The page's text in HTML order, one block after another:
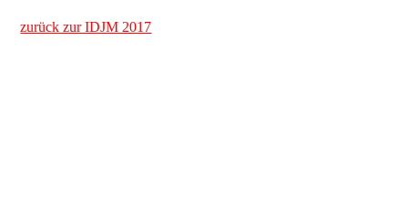
zurück zur IDJM 2017